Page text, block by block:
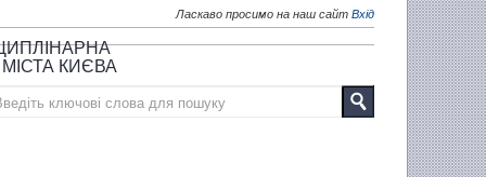
Ласкаво просимо на наш сайт Вхід
КИЄВА